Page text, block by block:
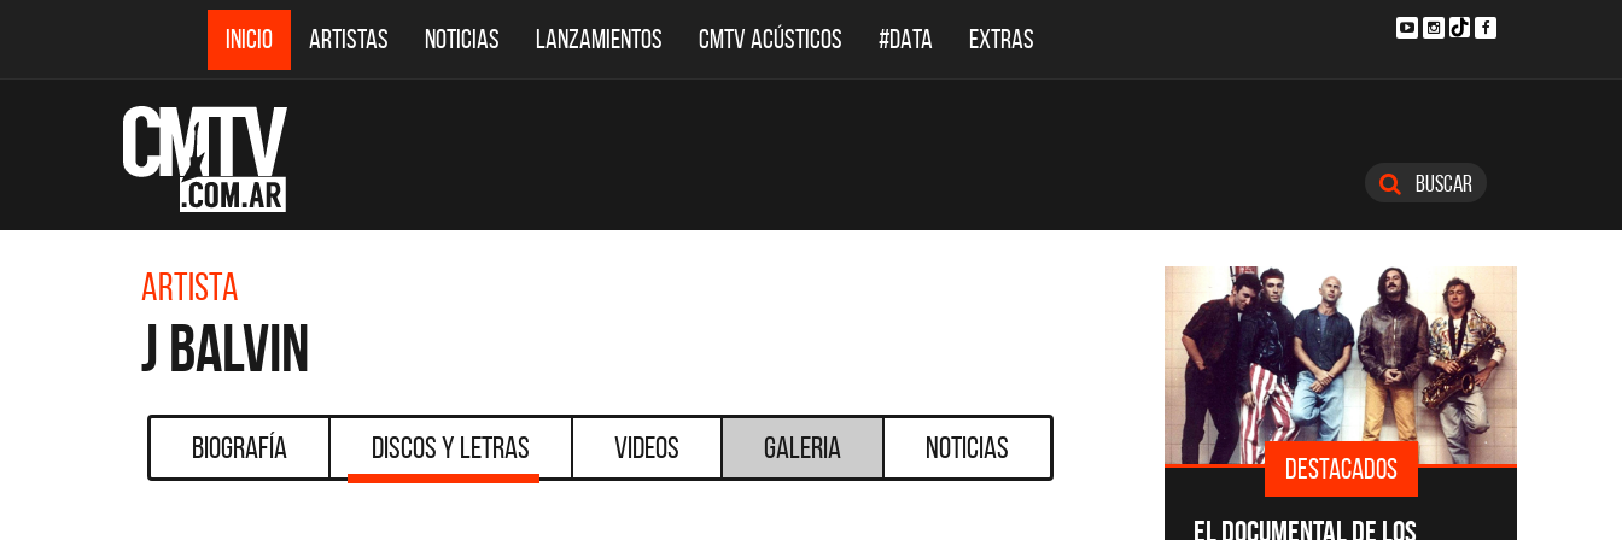
INICIO ARTISTAS NOTICIAS LANZAMIENTOS CMTV ACÚSTICOS #DATA EXTRAS
Buscar
Artista
J Balvin
Biografía Discos y Letras Videos Galeria Noticias
DESTACADOS DESTACADOS DESTACADOS
EL DOCUMENTAL DE LOS